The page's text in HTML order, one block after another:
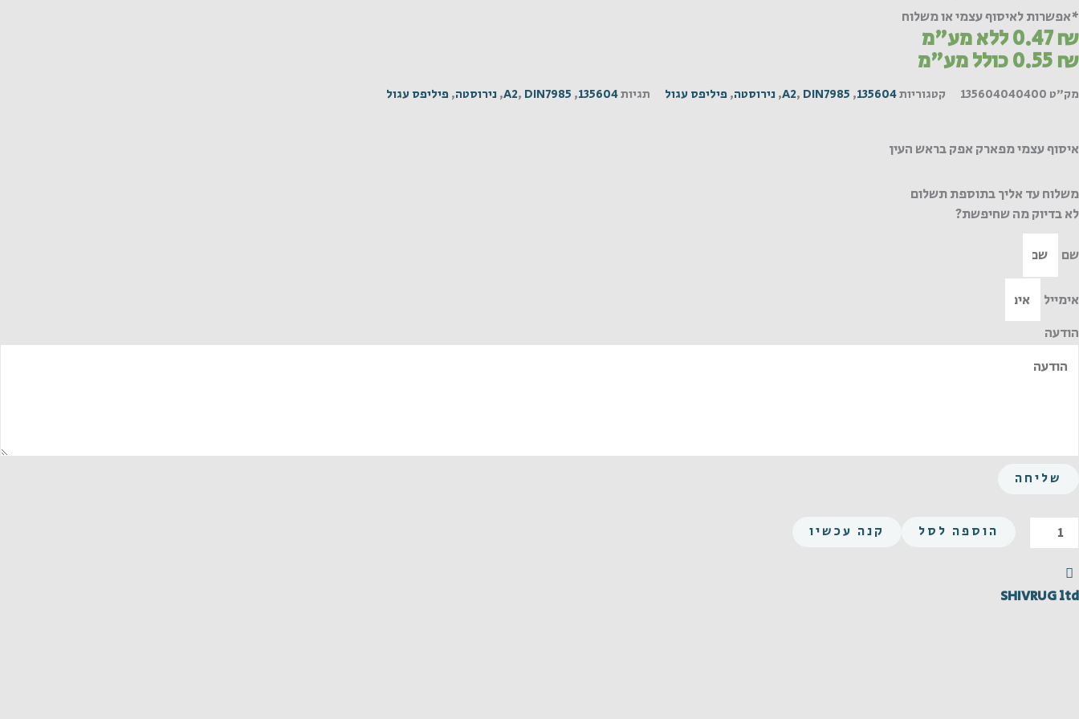
*אפשרות לאיסוף עצמי או משלוח
0.47₪ ללא מע"מ
0.55₪ כולל מע"מ
מק"ט 135604040400 קטגוריות135604
,
A2, DIN7985
, נירוסטה, פיליפס עגול תגיות135604
,
A2, DIN7985
, נירוסטה, פיליפס עגול
איסוף עצמי מפארק אפק בראש העין
משלוח עד אליך בתוספת תשלום
לא בדיוק מה שחיפשת?
שם
אימייל
הודעה
שליחה
הוספה לסל קנה עכשיו
SHIVRUG ltd